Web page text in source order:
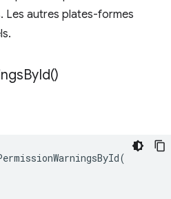
Les autres plates-formes
ById()
(